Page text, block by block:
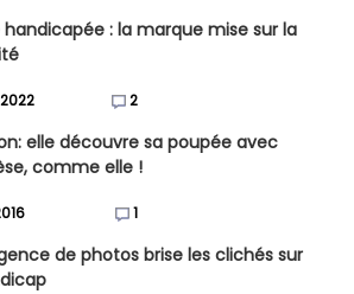
handicapée : la marque mise sur la
2
elle découvre sa poupée avec
comme elle !
1
de photos brise les clichés sur